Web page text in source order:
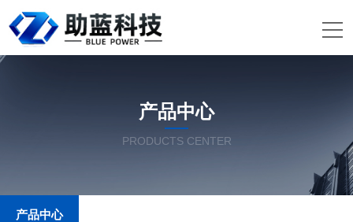
产品中心
PRODUCTS CENTER
产品中心